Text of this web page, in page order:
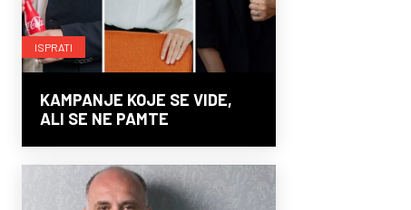
ISPRATI
KAMPANJE KOJE SE VIDE,
ALI SE NE PAMTE